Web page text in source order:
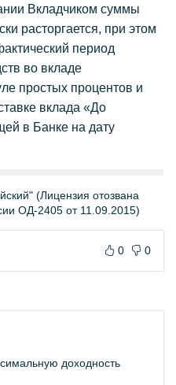
Вкладчиком суммы
расторгается, при этом
период
во вкладе
простых процентов и
вклада «До
в Банке на дату
(Лицензия отозвана
ОД-2405 от 11.09.2015)
0 0
доходность